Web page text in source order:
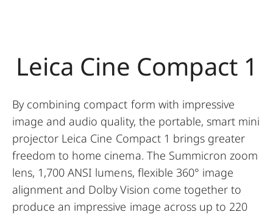
Leica Cine Compact 1
By combining compact form with impressive
image and audio quality, the portable, smart mini
projector Leica Cine Compact 1 brings greater
freedom to home cinema. The Summicron zoom
lens, 1,700 ANSI lumens, flexible 360° image
alignment and Dolby Vision come together to
produce an impressive image across up to 220